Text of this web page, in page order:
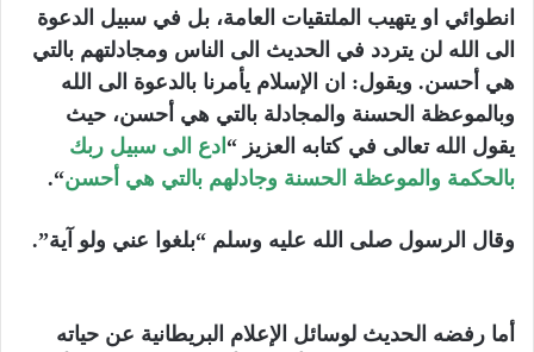
انطوائي او يتهيب الملتقيات العامة، بل في سبيل الدعوة
الى الله لن يتردد في الحديث الى الناس ومجادلتهم بالتي
هي أحسن. ويقول: ان الإسلام يأمرنا بالدعوة الى الله
وبالموعظة الحسنة والمجادلة بالتي هي أحسن، حيث
يقول الله تعالى في كتابه العزيز “ ادع الى سبيل ربك
بالحكمة والموعظة الحسنة وجادلهم بالتي هي أحسن“.
وقال الرسول صلى الله عليه وسلم “بلغوا عني ولو آية”.
أما رفضه الحديث لوسائل الإعلام البريطانية عن حياته